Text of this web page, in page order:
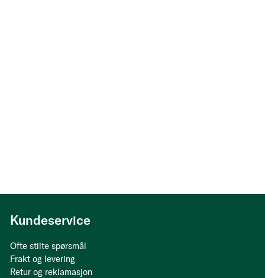
Kundeservice
Ofte stilte spørsmål
Frakt og levering
Retur og reklamasjon